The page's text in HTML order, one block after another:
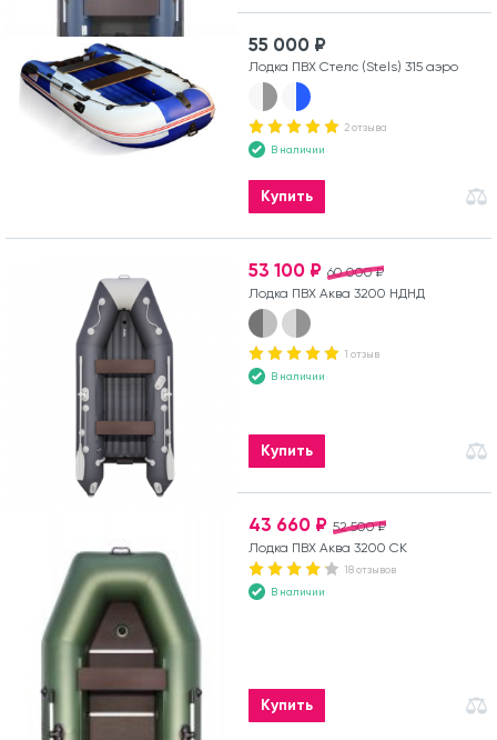
55 000 ₽
Лодка ПВХ Стелс (Stels) 315 аэро
2 отзыва
В наличии
Купить
60 000 ₽
53 100 ₽
Лодка ПВХ Аква 3200 НДНД
1 отзыв
В наличии
Купить
52 500 ₽
43 660 ₽
Лодка ПВХ Аква 3200 СК
18 отзывов
В наличии
Купить